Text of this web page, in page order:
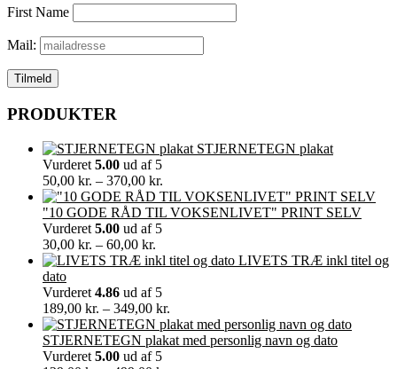
First Name
Mail:
PRODUKTER
STJERNETEGN plakat
Vurderet 5.00 ud af 5
50,00 kr. – 370,00 kr.
50,00 kr.
til
"10 GODE RÅD TIL VOKSENLIVET" PRINT SELV
Vurderet 5.00 ud af 5
30,00 kr. – 60,00 kr.
30,00 kr.
60,00 kr.
LIVETS TRÆ inkl titel og
dato
Vurderet 4.86 ud af 5
189,00 kr. – 349,00 kr.
189,00 kr.
til
STJERNETEGN plakat med personlig navn og dato
Vurderet 5.00 ud af 5